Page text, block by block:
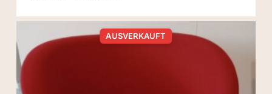
WAR:
3.400,00 €
IST:
1.860,00 €.
AUSVERKAUFT